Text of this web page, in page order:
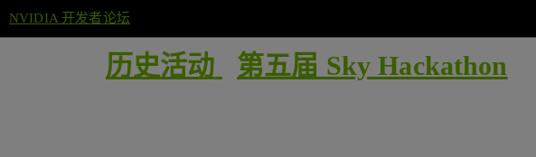
NVIDIA 开发者论坛
历史活动 第五届 Sky Hackathon